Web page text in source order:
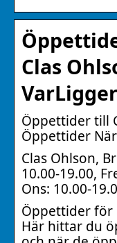
Clas
VarLigger
Öppettider till
Öppettider
Clas Ohlson,
10.00-19.00,
Ons: 10.00-
Öppettider för
Här hittar du